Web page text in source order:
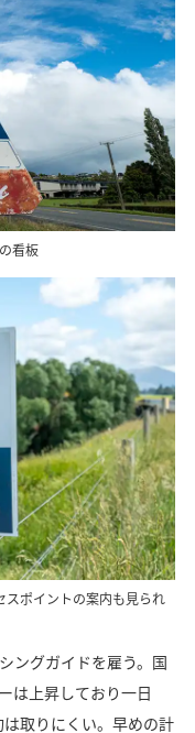
看板
スポイントの案内も見られ
ングガイドを雇う。国
は上昇しており一日
取りにくい。早めの計